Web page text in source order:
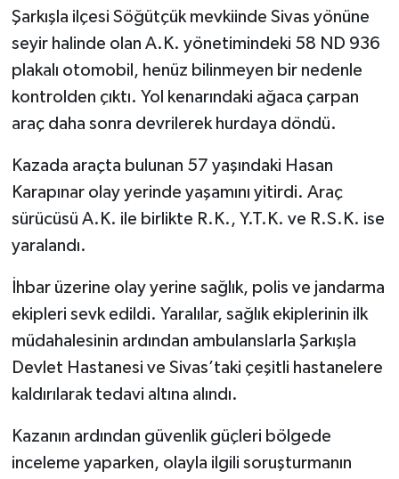
Şarkışla ilçesi Söğütçük mevkiinde Sivas yönüne
seyir halinde olan A.K. yönetimindeki 58 ND 936
plakalı otomobil, henüz bilinmeyen bir nedenle
kontrolden çıktı. Yol kenarındaki ağaca çarpan
araç daha sonra devrilerek hurdaya döndü.
Kazada araçta bulunan 57 yaşındaki Hasan
Karapınar olay yerinde yaşamını yitirdi. Araç
sürücüsü A.K. ile birlikte R.K., Y.T.K. ve R.S.K. ise
yaralandı.
İhbar üzerine olay yerine sağlık, polis ve jandarma
ekipleri sevk edildi. Yaralılar, sağlık ekiplerinin ilk
müdahalesinin ardından ambulanslarla Şarkışla
Devlet Hastanesi ve Sivas’taki çeşitli hastanelere
kaldırılarak tedavi altına alındı.
Kazanın ardından güvenlik güçleri bölgede
inceleme yaparken, olayla ilgili soruşturmanın